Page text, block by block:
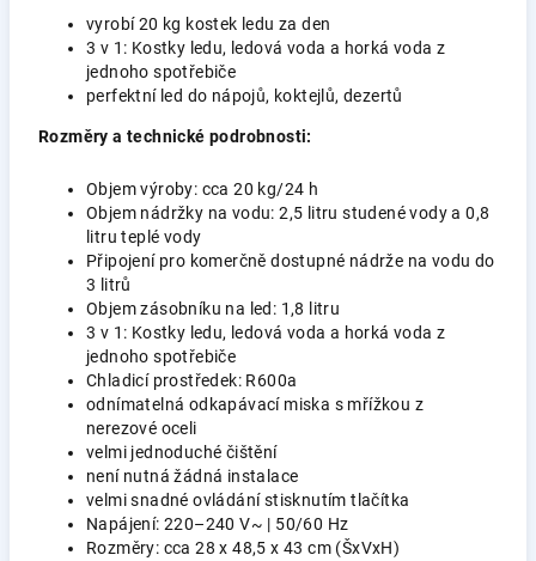
vyrobí 20 kg kostek ledu za den
3 v 1: Kostky ledu, ledová voda a horká voda z
jednoho spotřebiče
perfektní led do nápojů, koktejlů, dezertů
Rozměry a technické podrobnosti:
Objem výroby: cca 20 kg/24 h
Objem nádržky na vodu: 2,5 litru studené vody a 0,8
litru teplé vody
Připojení pro komerčně dostupné nádrže na vodu do
3 litrů
Objem zásobníku na led: 1,8 litru
3 v 1: Kostky ledu, ledová voda a horká voda z
jednoho spotřebiče
Chladicí prostředek: R600a
odnímatelná odkapávací miska s mřížkou z
nerezové oceli
velmi jednoduché čištění
není nutná žádná instalace
velmi snadné ovládání stisknutím tlačítka
Napájení: 220–240 V~ | 50/60 Hz
Rozměry: cca 28 x 48,5 x 43 cm (ŠxVxH)